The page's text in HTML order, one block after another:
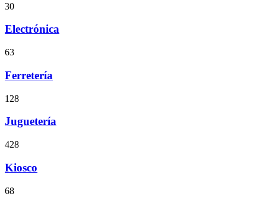
30
Electrónica
63
Ferretería
128
Juguetería
428
Kiosco
68